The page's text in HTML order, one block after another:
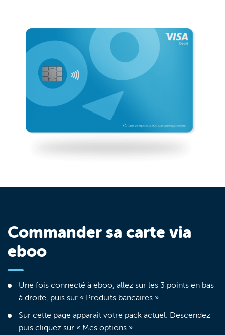
Commander sa carte via
eboo
Une fois connecté à eboo, allez sur les 3 points en bas
à droite, puis sur « Produits bancaires ».
Sur cette page apparait votre pack actuel. Descendez
puis cliquez sur « Mes options »